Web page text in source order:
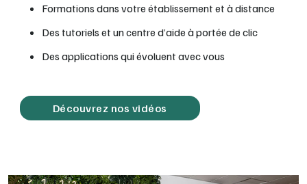
Formations dans votre établissement et à distance
Des tutoriels et un centre d’aide à portée de clic
Des applications qui évoluent avec vous
Découvrez nos vidéos